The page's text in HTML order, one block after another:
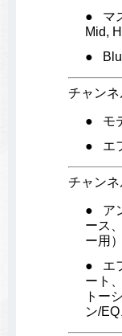
マ
Mid,
チャン
モ
エ
チャン
ア
ース
ー用）
エ
ート
トー
ン/